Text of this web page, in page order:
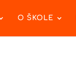
O ŠKOLE